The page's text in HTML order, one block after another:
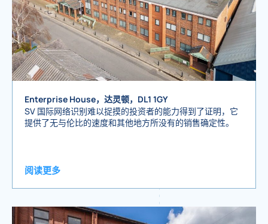
Enterprise House，达灵顿，DL1 1GY
SV 国际网络识别难以捉摸的投资者的能力得到了证明，它
提供了无与伦比的速度和其他地方所没有的销售确定性。
阅读更多